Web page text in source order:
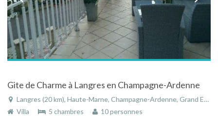
Gite de Charme à Langres en Champagne-Ardenne
Langres (20 km), Haute-Marne, Champagne-Ardenne, Grand Est, France
Villa
5 chambres 10 personnes